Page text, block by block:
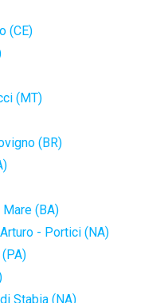
(CE)
(MT)
(BR)
Mare (BA)
- Portici (NA)
Stabia (NA)